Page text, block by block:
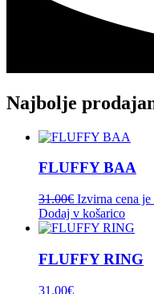
Najbolje
FLUFFY BAA
31.00€ Izvirna cena
Dodaj v košarico
FLUFFY RING
31.00€